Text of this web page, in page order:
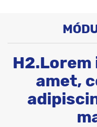
amet,